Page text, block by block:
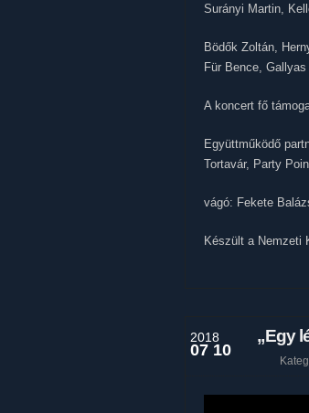
Surányi Martin,
Bödők Zoltán,
Für Bence,
A koncert fő
Együttműködő
Tortavár, Party
vágó: Fekete
Készült a Nemzeti
2018
07 10
„Egy